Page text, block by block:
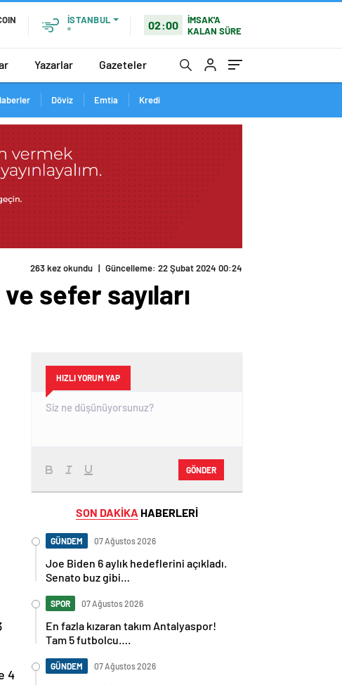
İSTANBUL
°
02:00
İMSAK'A
KALAN SÜRE
Yazarlar Gazeteler
Döviz Emtia Kredi
263 kez okundu | Güncelleme: 22 Şubat 2024 00:24
sefer sayıları
4
HIZLI YORUM YAP
GÖNDER
SON DAKİKA HABERLERİ
GÜNDEM 07 Ağustos 2026
Joe Biden 6 aylık hedeflerini açıkladı.
Senato buz gibi…
SPOR 07 Ağustos 2026
En fazla kızaran takım Antalyaspor!
Tam 5 futbolcu….
GÜNDEM 07 Ağustos 2026